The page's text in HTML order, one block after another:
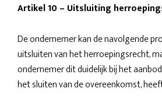
Artikel 10– Uitsluiting
De ondernemer kan de navolgende
uitsluiten van het herroepingsrecht,
ondernemer dit duidelijk bij het
het sluiten van de overeenkomst,